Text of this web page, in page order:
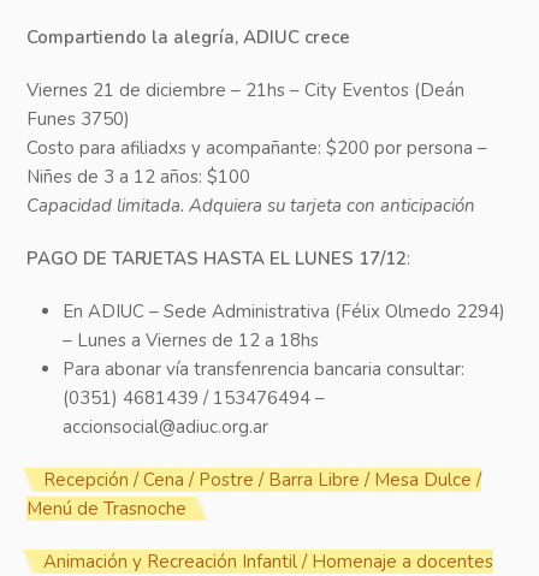
Compartiendo la alegría, ADIUC crece
Viernes 21 de diciembre – 21hs – City Eventos (Deán
Funes 3750)
Costo para afiliadxs y acompañante: $200 por persona –
Niñes de 3 a 12 años: $100
Capacidad limitada. Adquiera su tarjeta con anticipación
PAGO DE TARJETAS HASTA EL LUNES 17/12:
En ADIUC – Sede Administrativa (Félix Olmedo 2294)
– Lunes a Viernes de 12 a 18hs
Para abonar vía transfenrencia bancaria consultar:
(0351) 4681439 / 153476494 –
accionsocial@adiuc.org.ar
Recepción / Cena / Postre / Barra Libre / Mesa Dulce /
Menú de Trasnoche
Animación y Recreación Infantil / Homenaje a docentes